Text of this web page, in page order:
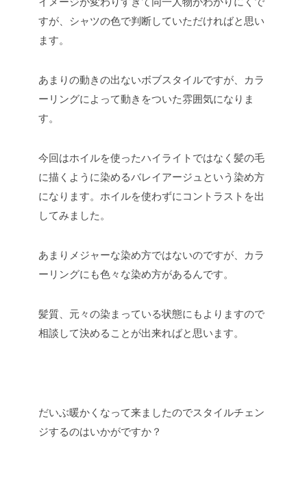
すが、シャツの色で判断していただければと思い
ます。
あまりの動きの出ないボブスタイルですが、カラ
ーリングによって動きをついた雰囲気になりま
す。
今回はホイルを使ったハイライトではなく髪の毛
に描くように染めるバレイアージュという染め方
になります。ホイルを使わずにコントラストを出
してみました。
あまりメジャーな染め方ではないのですが、カラ
ーリングにも色々な染め方があるんです。
髪質、元々の染まっている状態にもよりますので
相談して決めることが出来ればと思います。
だいぶ暖かくなって来ましたのでスタイルチェン
ジするのはいかがですか？